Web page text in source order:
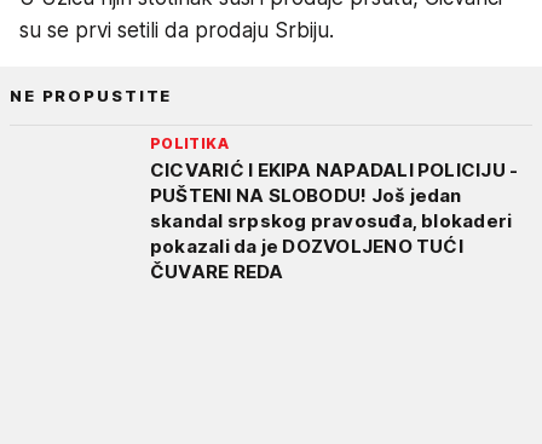
su se prvi setili da prodaju Srbiju.
NE PROPUSTITE
POLITIKA
CICVARIĆ I EKIPA NAPADALI POLICIJU -
PUŠTENI NA SLOBODU! Još jedan
skandal srpskog pravosuđa, blokaderi
pokazali da je DOZVOLJENO TUĆI
ČUVARE REDA